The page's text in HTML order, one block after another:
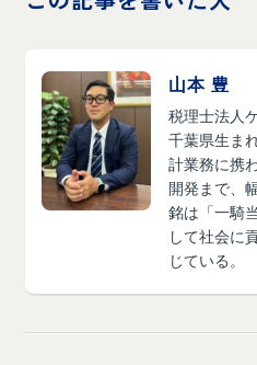
山本 豊
税理士法人
千葉県生ま
計業務に携
開発まで、
銘は「一騎
して社会に
じている。